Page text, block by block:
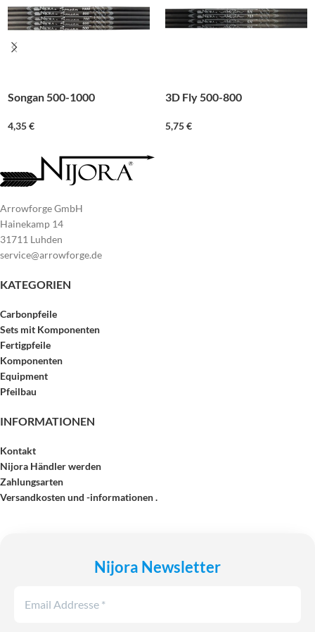
Songan 500-1000
4,35€
3D Fly 500-800
5,75€
Arrowforge GmbH
Hainekamp 14
31711 Luhden
service@arrowforge.de
KATEGORIEN
Carbonpfeile
Sets mit Komponenten
Fertigpfeile
Komponenten
Equipment
Pfeilbau
INFORMATIONEN
Kontakt
Nijora Händler werden
Zahlungsarten
Versandkosten und -informationen .
Nijora Newsletter